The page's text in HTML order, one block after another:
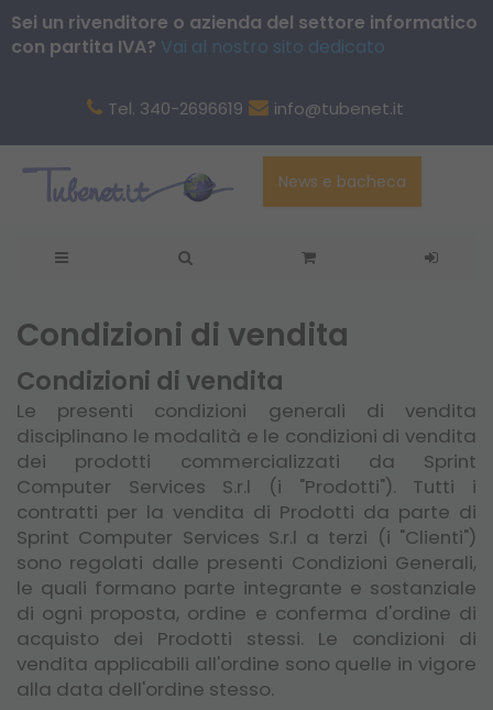
Sei un rivenditore o azienda del settore informatico
con partita IVA? Vai al nostro sito dedicato
Tel. 340-2696619 info@tubenet.it
News e bacheca
Condizioni di vendita
Condizioni di vendita
Le presenti condizioni generali di vendita
disciplinano le modalità e le condizioni di vendita
dei prodotti commercializzati da Sprint
Computer Services S.r.l (i "Prodotti"). Tutti i
contratti per la vendita di Prodotti da parte di
Sprint Computer Services S.r.l a terzi (i "Clienti")
sono regolati dalle presenti Condizioni Generali,
le quali formano parte integrante e sostanziale
di ogni proposta, ordine e conferma d'ordine di
acquisto dei Prodotti stessi. Le condizioni di
vendita applicabili all'ordine sono quelle in vigore
alla data dell'ordine stesso.